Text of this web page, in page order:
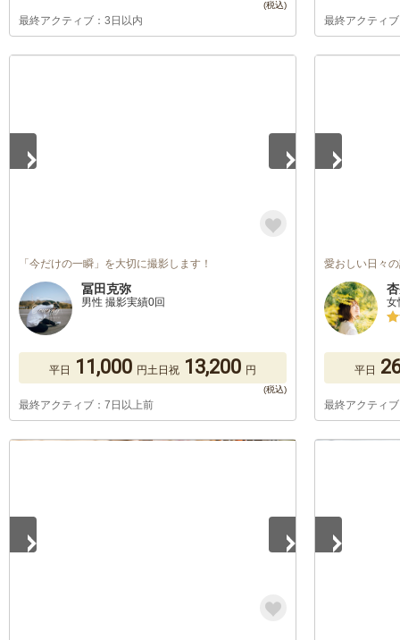
最終アクティブ：3日以内 最終アクティ
「今だけの一瞬」を大切に撮影します！
冨田克弥
男性 撮影実績0回
平日 11,000 円土日祝 13,200 円
最終アクティブ：7日以上前
愛おしい日々
女
平日
最終アクティ